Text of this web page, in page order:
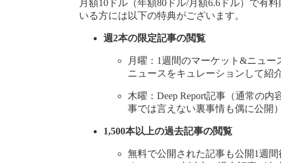
月額10ドル（年額80ドル/月額6.6ドル）で有
いる方には以下の特典がございます。
週2本の限定記事の閲覧
月曜：1週間のマーケット&ニュ
ニュースをキュレーションして紹介
木曜：Deep Report記事（通常の
事では言えない裏事情も偶に公開）
1,500本以上の過去記事の閲覧
無料で公開された記事も公開1週